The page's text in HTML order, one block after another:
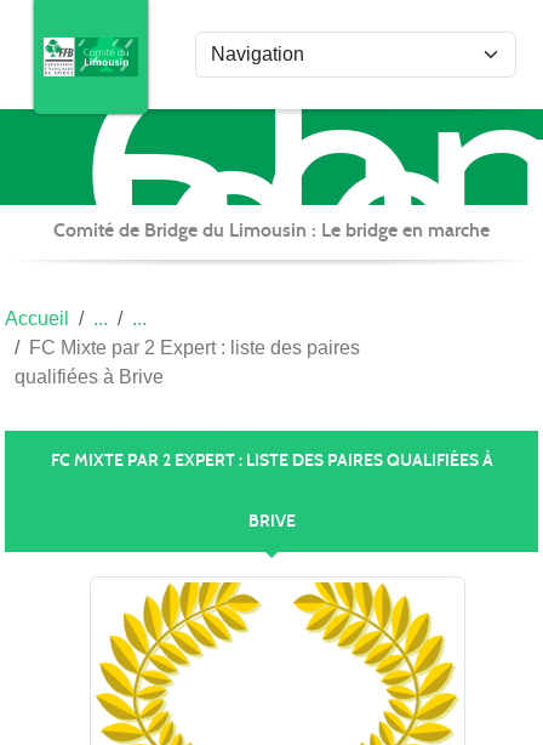
de
du
Comité de Bridge du Limousin : Le bridge en marche
Accueil
FC Mixte par 2 Expert : liste des paires
qualifiées à Brive
FC MIXTE PAR 2 EXPERT : LISTE DES PAIRES QUALIFIÉES À
BRIVE